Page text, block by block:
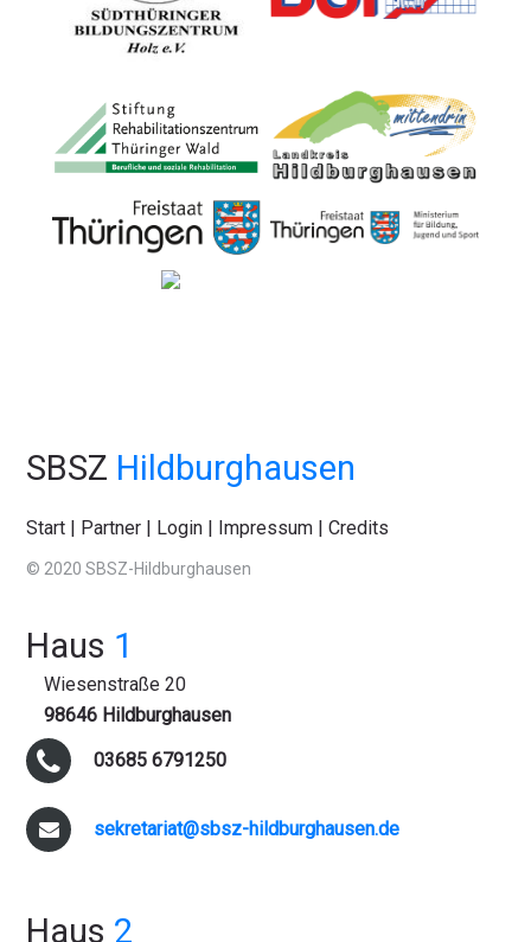
SBSZ Hildburghausen
Start | Partner | Login | Impressum |Credits
© 2020 SBSZ-Hildburghausen
Haus 1
Wiesenstraße 20
98646 Hildburghausen
03685 6791250
sekretariat@sbsz-hildburghausen.de
Haus 2